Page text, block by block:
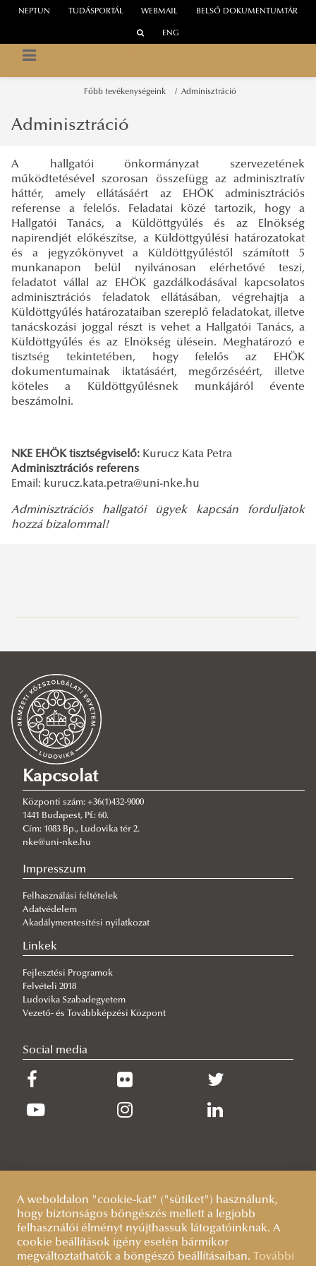
WEBMAIL
NEPTUN TUDÁSPORTÁL BELSŐ DOKUMENTUMTÁR
ENG
Főbb tevékenységeink Adminisztráció
Hallgatói érdekképviselet
EHÖK elnöki köszöntő
Tisztségviselőink
Főbb tevékenységeink
Adminisztráció
Képzésfejlesztés
Gazdasági ügyek
Kollégiumi ügyek
Kommunikáció
Rendezvényszervezés
Sport
Külföldi tanulmányok
Külkapcsolat
Erasmus+ Program
Megjelenés
Hallgatói Önkormányzatok Országos Konferenciája
(HÖOK)
NKE Liga
NKE Liga 2023 tavasz
NKE Liga Tippjáték 2023 tavasz
NKE Liga 2022
NKE Gólyatábor 2026
NKE Gólyatábor 2025
NKE Gólyatábor 2024
NKE GÓLYATÁBOR 2021
NKE Gólyatábor 2019
NKE Gólyatábor 2018
Vers-, novella-, és fotópályázat
Szakkollégiumok
Forum Publicum
Adminisztráció
A hallgatói önkormányzat szervezetének
működtetésével szorosan összefügg az adminisztratív
háttér, amely ellátásáért az EHÖK adminisztrációs
referense a felelős. Feladatai közé tartozik, hogy a
Hallgatói Tanács, a Küldöttgyűlés és az Elnökség
napirendjét előkészítse, a Küldöttgyűlési határozatokat
és a jegyzőkönyvet a Küldöttgyűléstől számított 5
munkanapon belül nyilvánosan elérhetővé teszi,
feladatot vállal az EHÖK gazdálkodásával kapcsolatos
adminisztrációs feladatok ellátásában, végrehajtja a
Küldöttgyűlés határozataiban szereplő feladatokat, illetve
tanácskozási joggal részt is vehet a Hallgatói Tanács, a
Küldöttgyűlés és az Elnökség ülésein. Meghatározó e
tisztség tekintetében, hogy felelős az EHÖK
dokumentumainak iktatásáért, megőrzéséért, illetve
köteles a Küldöttgyűlésnek munkájáról évente
beszámolni.
NKE EHÖK tisztségviselő: Kurucz Kata Petra
Adminisztrációs referens
Email: kurucz.kata.petra@uni-nke.hu
Adminisztrációs hallgatói ügyek kapcsán forduljatok
hozzá bizalommal!
Kapcsolat
Központi szám: +36(1)432-9000
1441 Budapest, Pf.: 60.
Cím: 1083 Bp., Ludovika tér 2.
nke@uni-nke.hu
Impresszum
Felhasználási feltételek
Adatvédelem
Akadálymentesítési nyilatkozat
Linkek
Fejlesztési Programok
Felvételi 2018
Ludovika Szabadegyetem
Vezető- és Továbbképzési Központ
Social media
A weboldalon "cookie-kat" ("sütiket") használunk,
hogy biztonságos böngészés mellett a legjobb
felhasználói élményt nyújthassuk látogatóinknak. A
cookie beállítások igény esetén bármikor
megváltoztathatók a böngésző beállításaiban.
További